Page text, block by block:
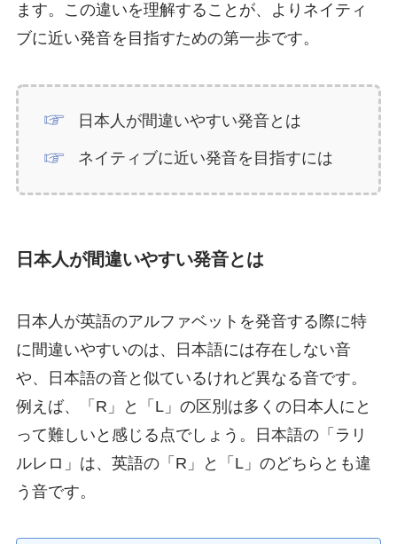
ます。この違いを理解することが、よりネイティ
ブに近い発音を目指すための第一歩です。
日本人が間違いやすい発音とは
ネイティブに近い発音を目指すには
日本人が間違いやすい発音とは
日本人が英語のアルファベットを発音する際に特
に間違いやすいのは、日本語には存在しない音
や、日本語の音と似ているけれど異なる音です。
例えば、「R」と「L」の区別は多くの日本人にと
って難しいと感じる点でしょう。日本語の「ラリ
ルレロ」は、英語の「R」と「L」のどちらとも違
う音です。